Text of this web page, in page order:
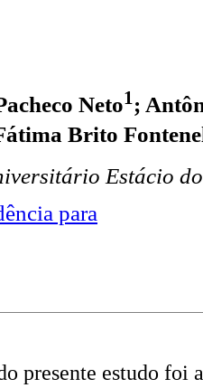
Neto1 ;
Brito
Estácio
para
presente estudo foi